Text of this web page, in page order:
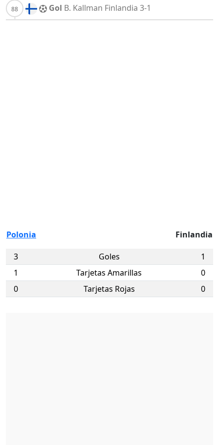
Gol B. Kallman Finlandia 3-1
Polonia Finlandia
3 Goles
1
1
Tarjetas Amarillas
0
0
Tarjetas Rojas 0